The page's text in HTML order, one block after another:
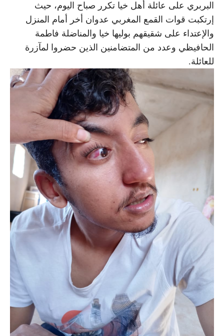
البربري على عائلة أهل خيا تكرر صباح اليوم، حيث
إرتكبت قوات القمع المغربي عدوان أخر أمام المنزل
والإعتداء على شقيقهم بوليها خيا والمناضلة فاطمة
الحافيظي وعدد من المتضامنين الذين حضروا لمآزرة
للعائلة.